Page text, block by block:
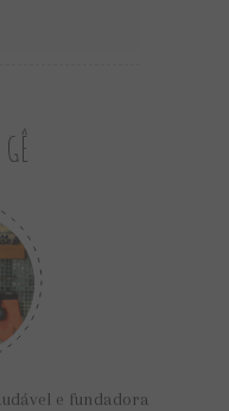
e fundadora